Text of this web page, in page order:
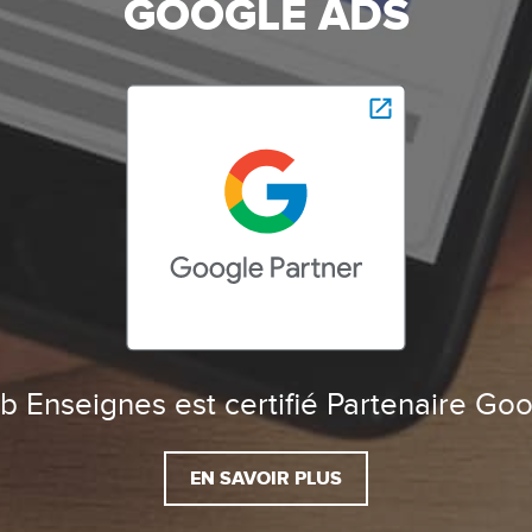
GOOGLE ADS
Enseignes est certifié Partenaire
EN SAVOIR PLUS